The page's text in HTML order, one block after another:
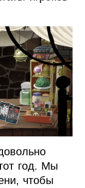
год. Мы
чтобы